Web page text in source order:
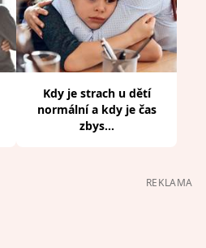
Kdy je strach u dětí
normální a kdy je čas
zbys...
REKLAMA